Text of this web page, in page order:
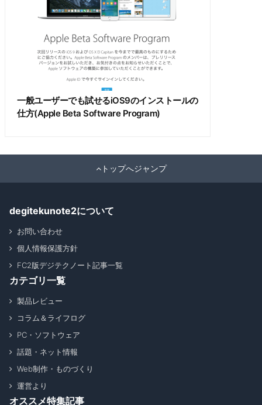
一般ユーザーでも試せるiOS9のインストールの
仕方(Apple Beta Software Program)
トップへジャンプ
degitekunote2について
お問い合わせ
個人情報保護方針
FC2版デジテクノート記事一覧
カテゴリ一覧
製品レビュー
コラム＆ライフログ
PC・ソフトウェア
話題・ネット情報
Web制作・ものづくり
運営より
オススメ特集記事